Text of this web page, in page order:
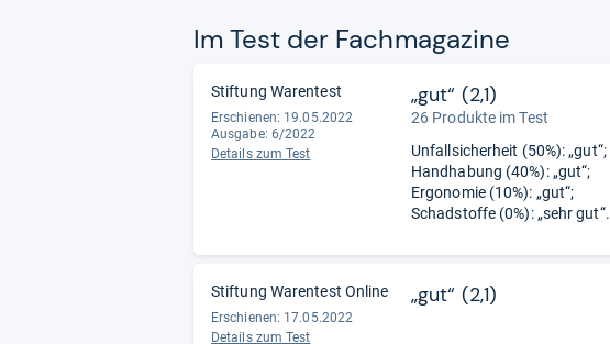
Im Test der Fach­ma­ga­zine
Stiftung Warentest
Erschienen: 19.05.2022
Ausgabe: 6/2022
Details zum Test
„gut“ (2,1)
26 Produkte im Test
Unfallsicherheit (50%): „gut“;
Handhabung (40%): „gut“;
Ergonomie (10%): „gut“;
Schadstoffe (0%): „sehr gut“.
Stiftung Warentest Online
Erschienen: 17.05.2022
Details zum Test
„gut“ (2,1)